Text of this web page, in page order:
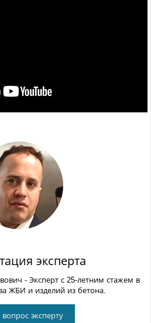
эксперта
- Эксперт с 25-летним стажем в
ЖБИ и изделий из бетона.
вопрос эксперту